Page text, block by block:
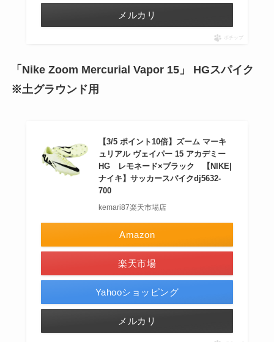
メルカリ
ポチップ
「Nike Zoom Mercurial Vapor 15」 HGスパイク
※土グラウンド用
【3/5 ポイント10倍】ズーム マーキ
ュリアル ヴェイパー 15 アカデミー
HG レモネード×ブラック 【NIKE|
ナイキ】サッカースパイクdj5632-
700
kemari87楽天市場店
Amazon
楽天市場
Yahooショッピング
メルカリ